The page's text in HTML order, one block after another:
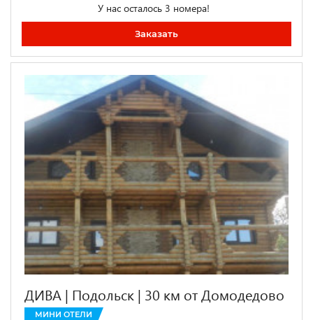
У нас осталось 3 номера!
Заказать
ДИВА | Подольск | 30 км от Домодедово
МИНИ ОТЕЛИ